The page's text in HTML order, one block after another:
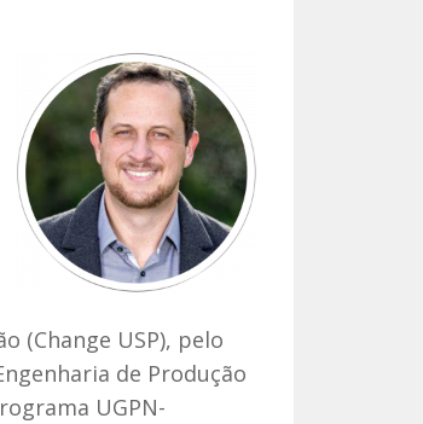
(Change USP), pelo
de Produção
UGPN-